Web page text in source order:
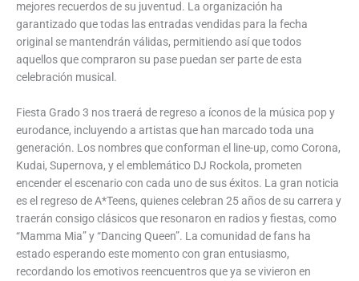
mejores recuerdos de su juventud. La organización ha
garantizado que todas las entradas vendidas para la fecha
original se mantendrán válidas, permitiendo así que todos
aquellos que compraron su pase puedan ser parte de esta
celebración musical.
Fiesta Grado 3 nos traerá de regreso a íconos de la música pop y
eurodance, incluyendo a artistas que han marcado toda una
generación. Los nombres que conforman el line-up, como Corona,
Kudai, Supernova, y el emblemático DJ Rockola, prometen
encender el escenario con cada uno de sus éxitos. La gran noticia
es el regreso de A*Teens, quienes celebran 25 años de su carrera y
traerán consigo clásicos que resonaron en radios y fiestas, como
“Mamma Mia” y “Dancing Queen”. La comunidad de fans ha
estado esperando este momento con gran entusiasmo,
recordando los emotivos reencuentros que ya se vivieron en